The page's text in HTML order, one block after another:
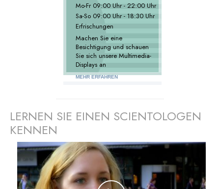
Mo-Fr 09:00 Uhr - 22:00 Uhr
Sa-So 09:00 Uhr - 18:30 Uhr
Erfrischungen
Machen Sie eine
Besichtigung und schauen
Sie sich unsere Multimedia-
Displays an
MEHR ERFAHREN
LERNEN SIE EINEN SCIENTOLOGEN
KENNEN
prev